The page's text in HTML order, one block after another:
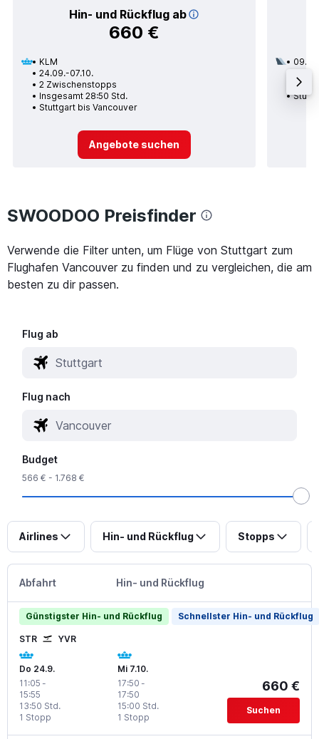
Hin- und Rückflug ab
660 €
KLM
24.09.-07.10.
2 Zwischenstopps
Insgesamt 28:50 Std.
Stuttgart bis Vancouver
Angebote suchen
SWOODOO Preisfinder
Verwende die Filter unten, um Flüge von Stuttgart zum
Flughafen Vancouver zu finden und zu vergleichen, die am
besten zu dir passen.
Flug ab
Flug nach
Budget
566 € - 1.768 €
Airlines Hin- und Rückflug Stopps
Abfahrt Hin- und Rückflug
Günstigster Hin- und Rückflug Schnellster Hin- und Rückflug
STR YVR
Do 24.9.
11:05 -
15:55
1 Stopp
13:50 Std.
Mi 7.10.
17:50 -
17:50
1 Stopp
15:00 Std.
660 €
Suchen